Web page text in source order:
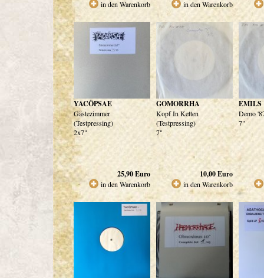
in den Warenkorb in den Warenkorb
YACÖPSAE
Gästezimmer
(Testpressing)
2x7"
25,90Euro
in den Warenkorb
GOMORRHA
Kopf In Ketten
(Testpressing)
7"
10,00Euro
in den Warenkorb
EMILS
Demo
7"